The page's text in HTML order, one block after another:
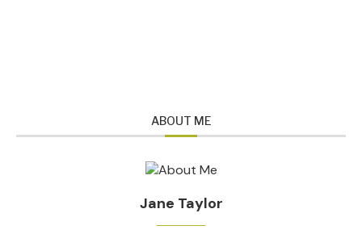
ABOUT ME
Jane Taylor